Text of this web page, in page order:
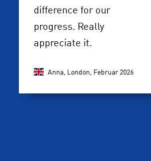
difference for our
progress. Really
appreciate it.
Anna, London, Februar 2026